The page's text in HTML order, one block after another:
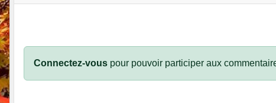
Connectez-vous pour pouvoir participer aux